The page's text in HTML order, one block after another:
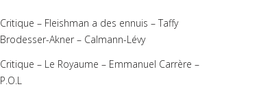
Critique – Fleishman a des ennuis – Taffy
Brodesser-Akner – Calmann-Lévy
Critique – Le Royaume – Emmanuel Carrère –
P.O.L